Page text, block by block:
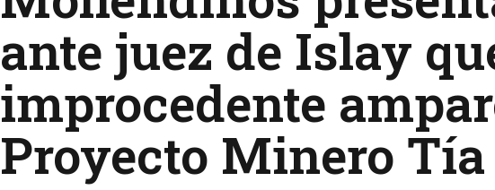
ante juez de Islay
improcedente
Proyecto Minero